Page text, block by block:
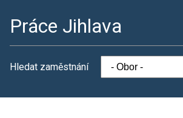
Práce Jihlava
Hledat zaměstnání